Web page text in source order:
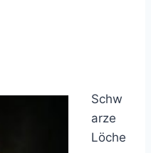
Schw
arze
Löche